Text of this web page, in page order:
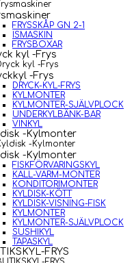
FRYSSKÅP GN 2-1
ISMASKIN
FRYSBOXAR
kyl -Frys
-Frys
DRYCK-KYL-FRYS
KYLMONTER
KYLMONTER-SJÄLVPLOCK
UNDERKYLBÄNK-BAR
VINKYL
-Kylmonter
-Kylmonter
FISKFÖRVARINGSKYL
KALL-VARM-MONTER
KONDITORIMONTER
KYLDISK-KÖTT
KYLDISK-VISNING-FISK
KYLMONTER
KYLMONTER-SJÄLVPLOCK
SUSHIKYL
TAPASKYL
FRYS